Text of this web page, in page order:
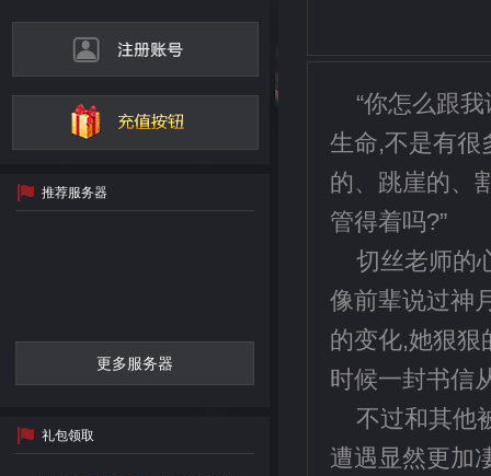
推荐服务器
更多服务器
礼包领取
“你怎么跟
生命,不是有很
的、跳崖的、
管得着吗?”
切丝老师的
像前辈说过神
的变化,她狠狠
时候一封书信
不过和其他
遭遇显然更加